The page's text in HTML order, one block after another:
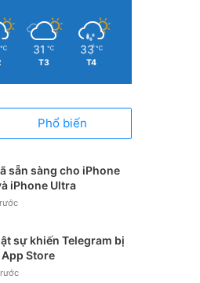
℃ 31 ℃
T3
33 ℃
T4
Phổ biến
sẵn sàng cho iPhone
iPhone Ultra
sự khiến Telegram bị
Store